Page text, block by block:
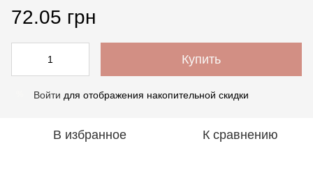
72.05 грн
Купить
Войти для отображения накопительной скидки
В избранное К сравнению